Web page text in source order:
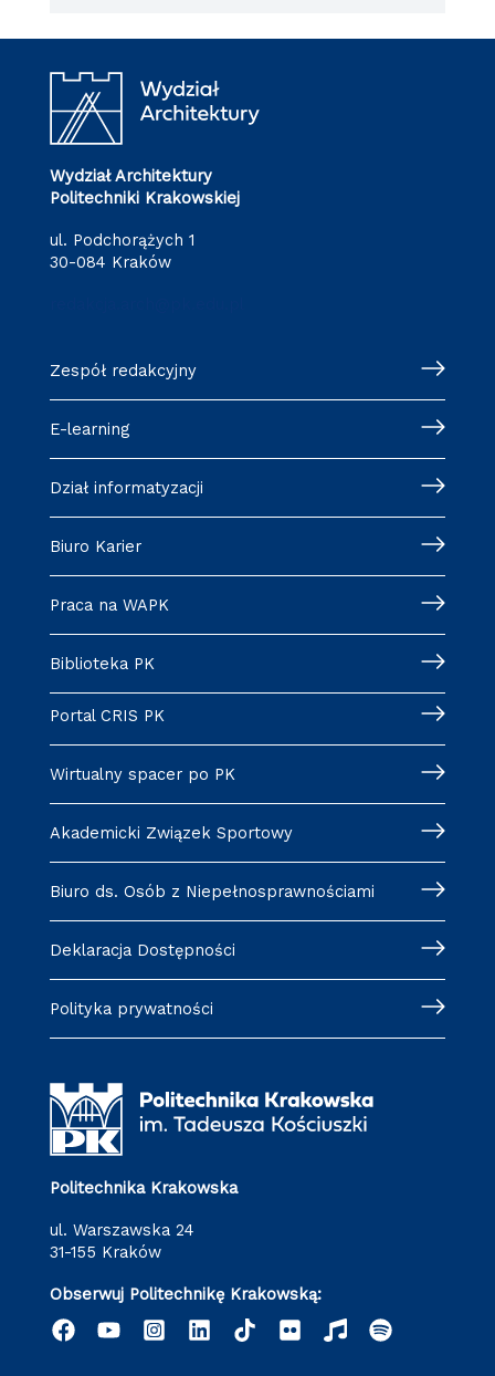
Wydział Architektury
Politechniki Krakowskiej
ul. Podchorążych 1
30-084 Kraków
Zespół redakcyjny
E-learning
Dział informatyzacji
Biuro Karier
Praca na WAPK
Biblioteka PK
Portal CRIS PK
Wirtualny spacer po PK
Akademicki Związek Sportowy
Biuro ds. Osób z Niepełnosprawnościami
Deklaracja Dostępności
Polityka prywatności
Politechnika Krakowska
ul. Warszawska 24
31-155 Kraków
Obserwuj Politechnikę Krakowską: